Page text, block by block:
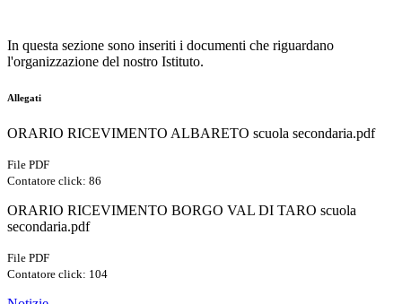
In questa sezione sono inseriti i documenti che riguardano
l'organizzazione del nostro Istituto.
Allegati
ORARIO RICEVIMENTO ALBARETO scuola secondaria.pdf
File PDF
Contatore click: 86
ORARIO RICEVIMENTO BORGO VAL DI TARO scuola
secondaria.pdf
File PDF
Contatore click: 104